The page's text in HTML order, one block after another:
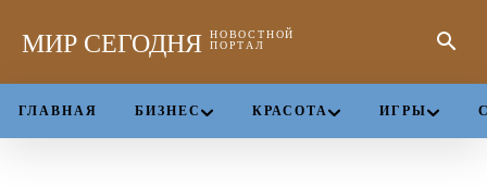
МИР СЕГОДНЯ НОВОСТНОЙ
ПОРТАЛ
ГЛАВНАЯ БИЗНЕС КРАСОТА ИГРЫ